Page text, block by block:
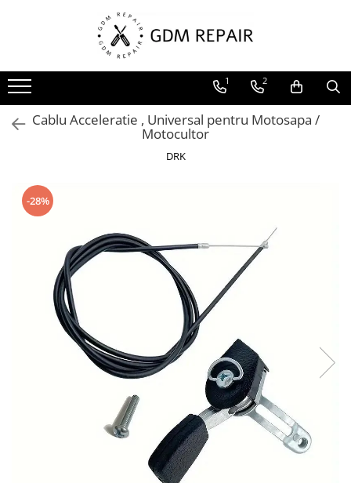
Toate Produsele
Motocoase
Accesorii masina tuns gazon
Masini de tuns iarba
Motofierastraie
Fierastraie electrice cu lant
Motofierastraie pe benzina
Accesorii pompe
Aparat de spalat
Pompe apa menajera
1 2
Cablu Acceleratie , Universal pentru Motosapa /
Motocultor
DRK
-28%